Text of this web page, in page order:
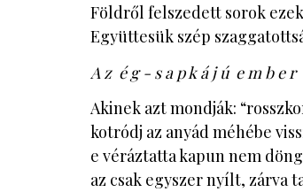
Földről felszedett sorok
Együttesük szép
A z é g - s a p k á j ú e m b e r
Akinek azt mondják:
kotródj az anyád méhébe
e véráztatta kapun nem
az csak egyszer nyílt, zárva